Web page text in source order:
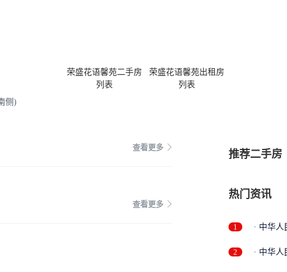
侧)
荣盛花语馨苑二手房
列表
荣盛花语馨苑出租房
列表
查看更多
查看更多
推荐二手房
热门资讯
1 · 中华
2 · 中华